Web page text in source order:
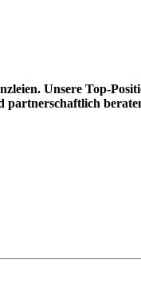
Unsere Top-
partnerschaftlich